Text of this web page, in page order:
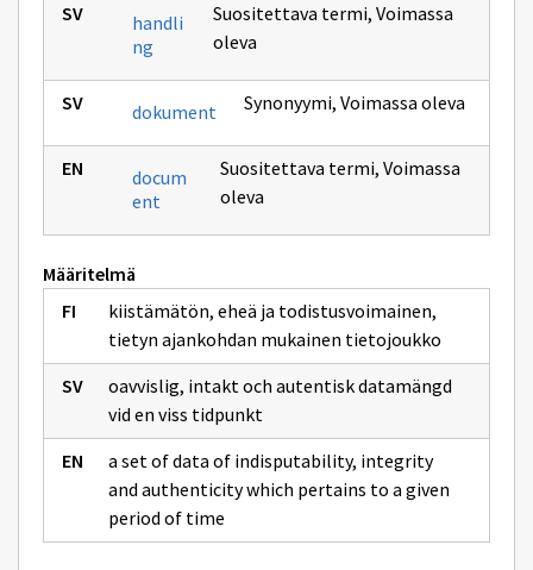
handli
ng
Suositettava termi,Voimassa
oleva
dokument Synonyymi, Voimassa oleva
docum
ent
Suositettava termi, Voimassa
oleva
Määritelmä
kiistämätön, eheä ja todistusvoimainen,
tietyn ajankohdan mukainen tietojoukko
oavvislig, intakt och autentisk datamängd
vid en viss tidpunkt
a set of data of indisputability, integrity
and authenticity which pertains to a given
period of time